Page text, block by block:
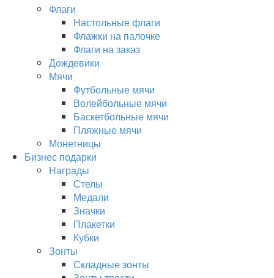
Флаги
Настольные флаги
Флажки на палочке
Флаги на заказ
Дождевики
Мячи
Футбольные мячи
Волейбольные мячи
Баскетбольные мячи
Пляжные мячи
Монетницы
Бизнес подарки
Награды
Стелы
Медали
Значки
Плакетки
Кубки
Зонты
Складные зонты